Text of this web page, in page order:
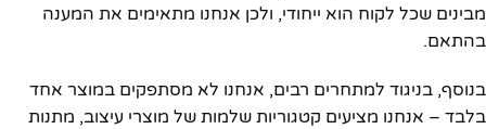
מבינים שכל לקוח הוא ייחודי, ולכן אנחנו מתאימים את המענה
בהתאם.
בנוסף, בניגוד למתחרים רבים, אנחנו לא מסתפקים במוצר אחד
בלבד – אנחנו מציעים קטגוריות שלמות של מוצרי עיצוב, מתנות